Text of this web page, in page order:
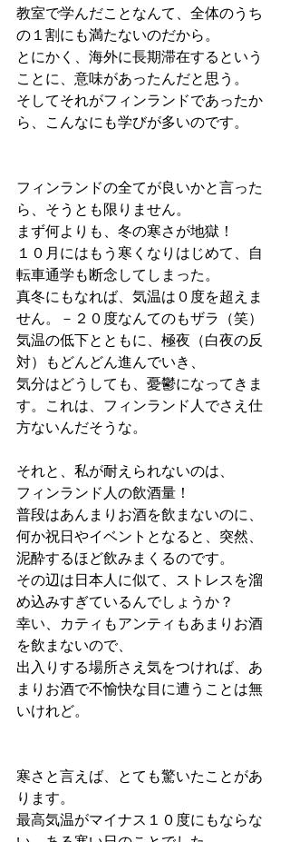
教室で学んだことなんて、全体のうち
の１割にも満たないのだから。
とにかく、海外に長期滞在するという
ことに、意味があったんだと思う。
そしてそれがフィンランドであったか
ら、こんなにも学びが多いのです。
フィンランドの全てが良いかと言った
ら、そうとも限りません。
まず何よりも、冬の寒さが地獄！
１０月にはもう寒くなりはじめて、自
転車通学も断念してしまった。
真冬にもなれば、気温は０度を超えま
せん。－２０度なんてのもザラ（笑）
気温の低下とともに、極夜（白夜の反
対）もどんどん進んでいき、
気分はどうしても、憂鬱になってきま
す。これは、フィンランド人でさえ仕
方ないんだそうな。
それと、私が耐えられないのは、
フィンランド人の飲酒量！
普段はあんまりお酒を飲まないのに、
何か祝日やイベントとなると、突然、
泥酔するほど飲みまくるのです。
その辺は日本人に似て、ストレスを溜
め込みすぎているんでしょうか？
幸い、カティもアンティもあまりお酒
を飲まないので、
出入りする場所さえ気をつければ、あ
まりお酒で不愉快な目に遭うことは無
いけれど。
寒さと言えば、とても驚いたことがあ
ります。
最高気温がマイナス１０度にもならな